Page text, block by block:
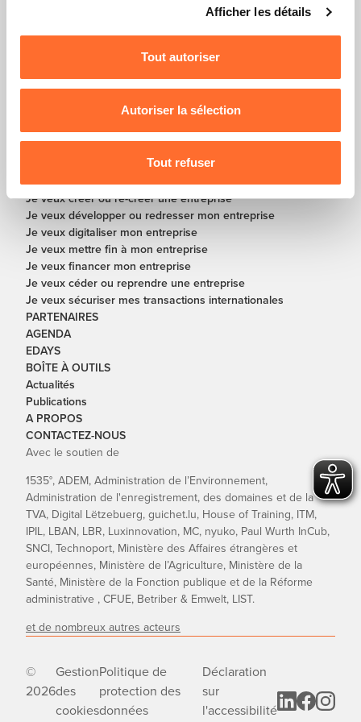
consentement à tout moment en cliquant sur l’icône
flottante en bas à gauche de chaque page.
nous utilisons lescookies et sommes amenés à traiter
vos données personnelles, vous pouvez consulter notre
protection des données personnelles
Afficher les détails
Tout autoriser
Autoriser la sélection
Tout refuser
SOLUTIONS
Je veux créer ou re-créer une entreprise
Je veux développer ou redresser mon entreprise
Je veux digitaliser mon entreprise
Je veux mettre fin à mon entreprise
Je veux financer mon entreprise
Je veux céder ou reprendre une entreprise
Je veux sécuriser mes transactions internationales
PARTENAIRES
AGENDA
EDAYS
BOÎTE À OUTILS
Actualités
Publications
A PROPOS
CONTACTEZ-NOUS
Avec le soutien de
1535°, ADEM, Administration de l’Environnement,
Administration de l'enregistrement, des domaines et de la
TVA, Digital Lëtzebuerg, guichet.lu, House of Training, ITM,
IPIL, LBAN, LBR, Luxinnovation, MC, nyuko, Paul Wurth InCub,
SNCI, Technoport, Ministère des Affaires étrangères et
européennes, Ministère de l’Agriculture, Ministère de la
Santé, Ministère de la Fonction publique et de la Réforme
administrative , CFUE, Betriber & Emwelt, LIST.
et de nombreux autres acteurs
©
2026
Gestion
des
cookies
Politique de
protection des
données
Déclaration
sur
l'accessibilité